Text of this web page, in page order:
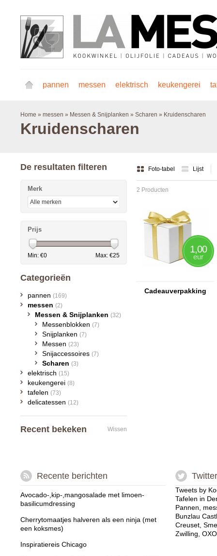
pannen messen elektrisch keukengerei
Home » messen » Messen & Snijplanken » Scharen » Kruidenscharen
Kruidenscharen
Foto-tabel Lijst
2 Producten
1,00
eur
Cadeauverpakking
De resultaten filteren
Merk
Prijs
Min: €0 Max: €25
Categorieën
pannen (169)
messen (2)
Messen & Snijplanken (32)
Messenblokken (7)
Snijplanken (7)
Messen (23)
Snijaccessoires (7)
Scharen (3)
elektrisch (15)
keukengerei (8)
tafelen (73)
delicatessen (12)
Recent bekeken Wissen
Recente berichten
Avocado-,kip-,mangosalade met limoen-
basilicumdressing
Cherrytomaatjes halveren als een ninja (met
een koksmes)
Inspiratiereis Chicago
Twitter
Tweets by
Tafelen in
Pannen,
Bunzlau
Creuset,
Zwilling,